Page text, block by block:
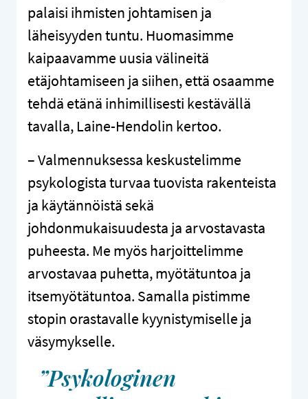
palaisi ihmisten johtamisen ja
läheisyyden tuntu. Huomasimme
kaipaavamme uusia välineitä
etäjohtamiseen ja siihen, että osaamme
tehdä etänä inhimillisesti kestävällä
tavalla, Laine-Hendolin kertoo.
– Valmennuksessa keskustelimme
psykologista turvaa tuovista rakenteista
ja käytännöistä sekä
johdonmukaisuudesta ja arvostavasta
puheesta. Me myös harjoittelimme
arvostavaa puhetta, myötätuntoa ja
itsemyötätuntoa. Samalla pistimme
stopin orastavalle kyynistymiselle ja
väsymykselle.
”Psykologinen